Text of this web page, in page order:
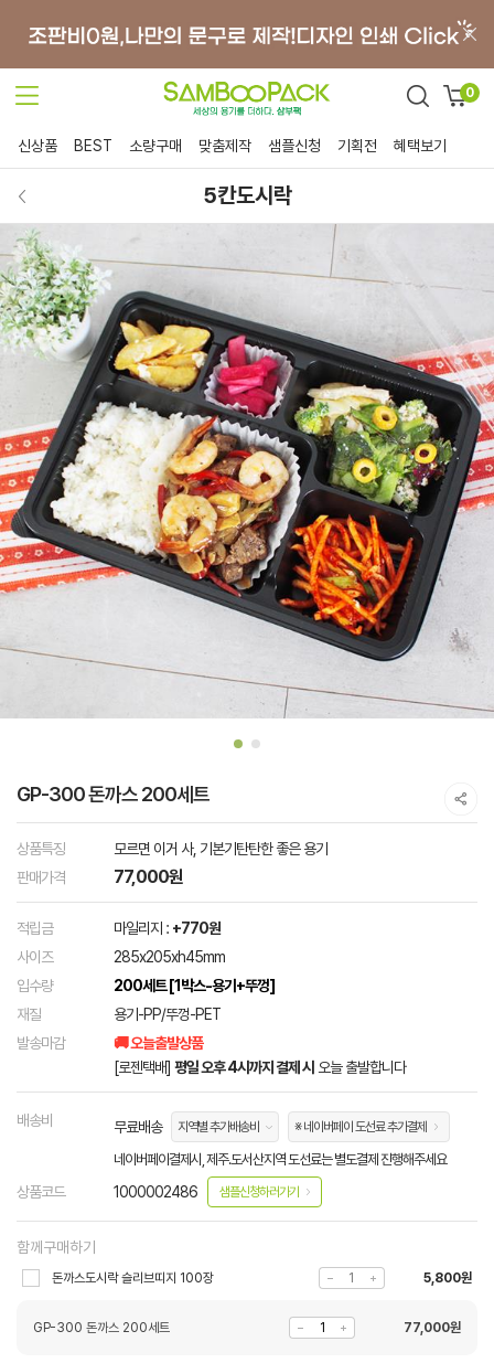
0
신상품 BEST 소량구매 맞춤제작 샘플신청 기획전 혜택보기
5칸도시락
GP-300 돈까스 200세트
상품특징
모르면 이거 사, 기본기탄탄한 좋은 용기
판매가격
77,000원
적립금 마일리지 : +770원
사이즈
285x205xh45mm
입수량
200세트 [1박스-용기+뚜껑]
재질
용기-PP/뚜껑-PET
발송마감
🚚 오늘출발상품
[로젠택배] 평일 오후 4시까지 결제 시 오늘 출발합니다
배송비 무료배송 지역별 추가배송비 ※ 네이버페이 도선료 추가결제
네이버페이결제시, 제주.도서산지역 도선료는 별도결제 진행해주세요
상품코드 1000002486 샘플신청하러가기
함께구매하기
돈까스도시락 슬리브띠지 100장 5,800원
GP-300 돈까스 200세트 77,000원